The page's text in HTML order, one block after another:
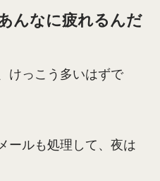
んなに疲れるんだ
けっこう多いはずで
ールも処理して、夜は